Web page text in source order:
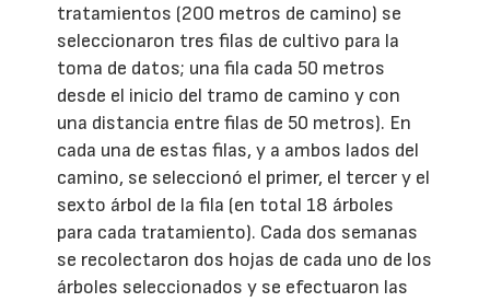
tratamientos (200 metros de camino) se
seleccionaron tres filas de cultivo para la
toma de datos; una fila cada 50 metros
desde el inicio del tramo de camino y con
una distancia entre filas de 50 metros). En
cada una de estas filas, y a ambos lados del
camino, se seleccionó el primer, el tercer y el
sexto árbol de la fila (en total 18 árboles
para cada tratamiento). Cada dos semanas
se recolectaron dos hojas de cada uno de los
árboles seleccionados y se efectuaron las